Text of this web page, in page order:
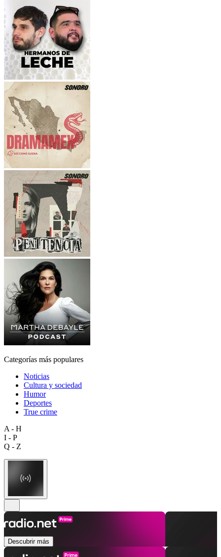
Categorías más populares
Noticias
Cultura y sociedad
Humor
Deportes
True crime
A - H
I - P
Q - Z
Descubrir más